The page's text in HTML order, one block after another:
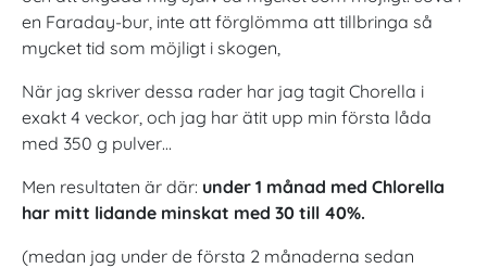
en Faraday-bur, inte att förglömma att tillbringa så
mycket tid som möjligt i skogen,
När jag skriver dessa rader har jag tagit Chorella i
exakt 4 veckor, och jag har ätit upp min första låda
med 350 g pulver…
Men resultaten är där: under 1 månad med Chlorella
har mitt lidande minskat med 30 till 40%.
(medan jag under de första 2 månaderna sedan